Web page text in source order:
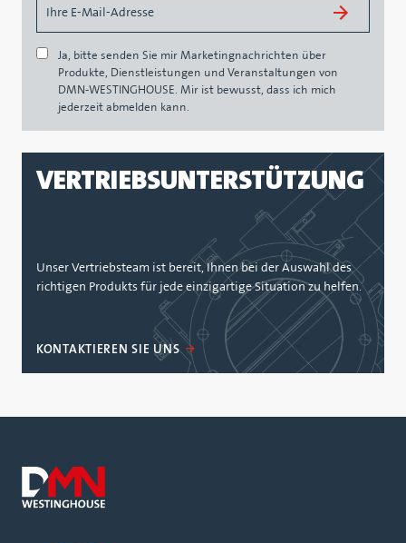
Ja, bitte senden Sie mir Marketingnachrichten über
Produkte, Dienstleistungen und Veranstaltungen von
DMN-WESTINGHOUSE. Mir ist bewusst, dass ich mich
jederzeit abmelden kann.
VERTRIEBSUNTERSTÜTZUNG
Unser Vertriebsteam ist bereit, Ihnen bei der Auswahl des
richtigen Produkts für jede einzigartige Situation zu helfen.
KONTAKTIEREN SIE UNS